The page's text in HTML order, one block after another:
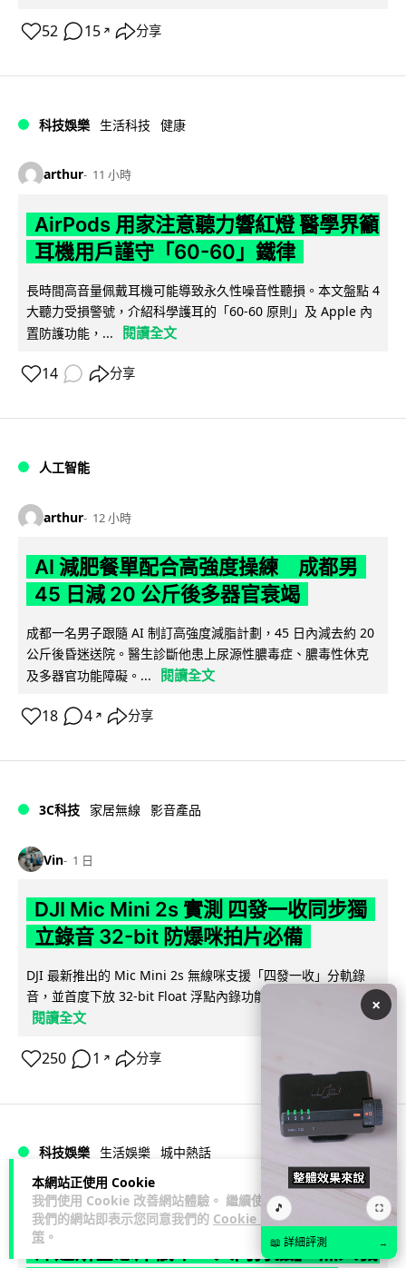
本網站正使用 Cookie
我們使用 Cookie 改善網站體驗。 繼續使用
我們的網站即表示您同意我們的 Cookie 政
策 。
52 15 ↗ 分享
科技娛樂 生活科技 健康
arthur 11 小時
AirPods 用家注意聽力響紅燈 醫學界籲
耳機用戶謹守「60-60」鐵律
長時間高音量佩戴耳機可能導致永久性噪音性聽損。本文盤點 4
大聽力受損警號，介紹科學護耳的「60-60 原則」及 Apple 內
置防護功能，...
閱讀全文
14 分享
人工智能
arthur 12 小時
AI 減肥餐單配合高強度操練 成都男
45 日減 20 公斤後多器官衰竭
成都一名男子跟隨 AI 制訂高強度減脂計劃，45 日內減去約 20
公斤後昏迷送院。醫生診斷他患上尿源性膿毒症、膿毒性休克
及多器官功能障礙。...
閱讀全文
18 4 ↗ 分享
3C科技 家居無線 影音產品
Vin 1 日
DJI Mic Mini 2s 實測 四發一收同步獨
立錄音 32-bit 防爆咪拍片必備
DJI 最新推出的 Mic Mini 2s 無線咪支援「四發一收」分軌錄
音，並首度下放 32-bit Float 浮點內錄功能。本文經實測其...
閱讀全文
250 1 ↗ 分享
科技娛樂 生活娛樂 城中熱話
Lawton 1 日
澤連斯基怒斥俄軍「人肉狩獵」 無人機
×
🎵 ⛶
📖 詳細評測 →